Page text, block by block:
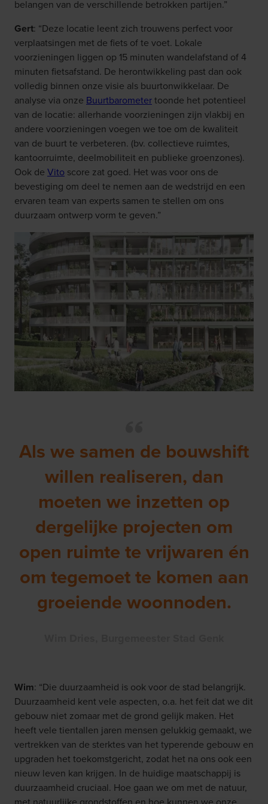
belangen van de verschillende betrokken partijen.”
Gert: “Deze locatie leent zich trouwens perfect voor
verplaatsingen met de fiets of te voet. Lokale
voorzieningen liggen op 15 minuten wandelafstand of 4
minuten fietsafstand. De herontwikkeling past dan ook
volledig binnen onze visie als buurtonwikkelaar. De
analyse via onze Buurtbarometertoonde het potentieel
van de locatie: allerhande voorzieningen zijn vlakbij en
andere voorzieningen voegen we toe om de kwaliteit
van de buurt te verbeteren. (bv. collectieve ruimtes,
kantoorruimte, deelmobiliteit en publieke groenzones).
Ook de Vito score zat goed. Het was voor ons de
bevestiging om deel te nemen aan de wedstrijd en een
ervaren team van experts samen te stellen om ons
duurzaam ontwerp vorm te geven.”
Als we samen de bouwshift
willen realiseren, dan
moeten we inzetten op
dergelijke projecten om
open ruimte te vrijwaren én
om tegemoet te komen aan
groeiende woonnoden.
Wim: “Die duurzaamheid is ook voor de stad belangrijk.
Duurzaamheid kent vele aspecten, o.a. het feit dat we dit
gebouw niet zomaar met de grond gelijk maken. Het
heeft vele tientallen jaren mensen gelukkig gemaakt, we
vertrekken van de sterktes van het typerende gebouw en
upgraden het toekomstgericht, zodat het na ons ook een
nieuw leven kan krijgen. In de huidige maatschappij is
duurzaamheid cruciaal. Hoe gaan we om met de natuur,